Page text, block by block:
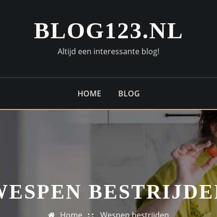
BLOG123.NL
Altijd een interessante blog!
HOME BLOG